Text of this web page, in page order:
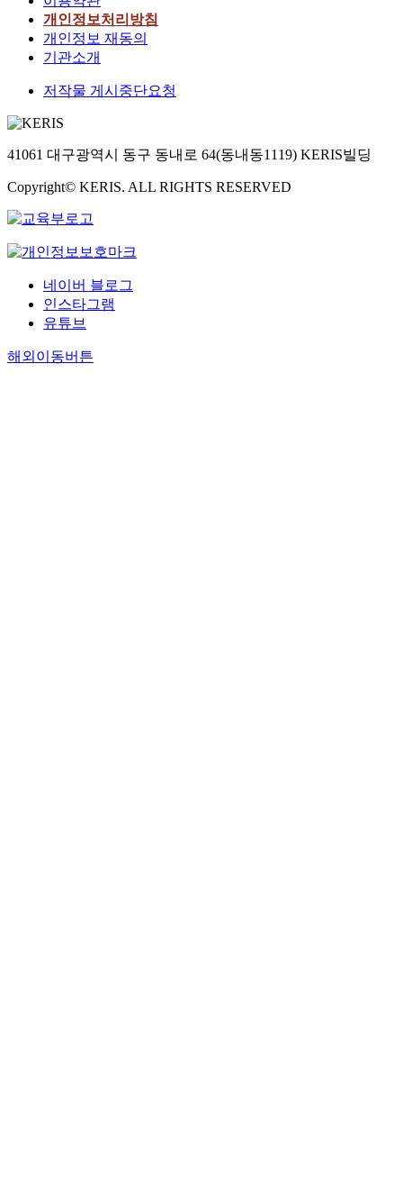
개인정보처리방침
개인정보 재동의
기관소개
저작물 게시중단요청
41061 대구광역시 동구 동내로 64(동내동1119) KERIS빌딩
Copyright© KERIS. ALL RIGHTS RESERVED
네이버 블로그
인스타그램
유튜브
해외이동버튼